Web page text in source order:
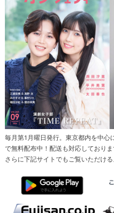
毎月第1月曜日発行。東京都内を中心
で無料配布中！配送も対応しておりま
さらに下記サイトでもご覧いただけ